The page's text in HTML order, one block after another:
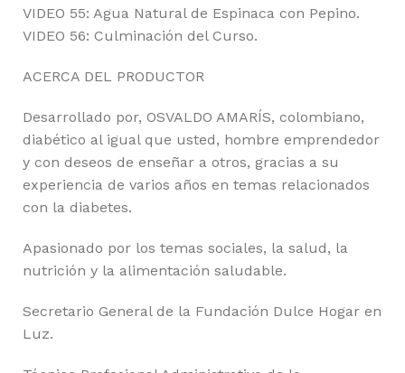
VIDEO 55: Agua Natural de Espinaca con Pepino.
VIDEO 56: Culminación del Curso.
ACERCA DEL PRODUCTOR
Desarrollado por, OSVALDO AMARÍS, colombiano,
diabético al igual que usted, hombre emprendedor
y con deseos de enseñar a otros, gracias a su
experiencia de varios años en temas relacionados
con la diabetes.
Apasionado por los temas sociales, la salud, la
nutrición y la alimentación saludable.
Secretario General de la Fundación Dulce Hogar en
Luz.